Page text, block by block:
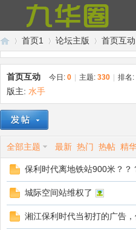
九»
首页1
›
论坛主版 首页互动
首页互动 今日: 0 主题: 330 排名:
版主: 水手
全部主题 最新 热门 热帖 精
保利时代离地铁站900米？？
城际空间站维权了
湘江保利时代当初打的广告